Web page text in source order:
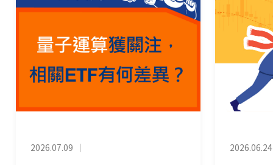
2026.07.09 ｜ 2026.06.24